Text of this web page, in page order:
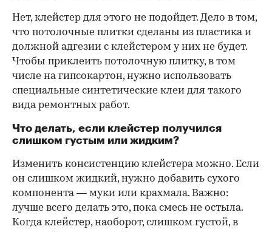
Нет, клейстер для этого не подойдет. Дело в том,
что потолочные плитки сделаны из пластика и
должной адгезии с клейстером у них не будет.
Чтобы приклеить потолочную плитку, в том
числе на гипсокартон, нужно использовать
специальные синтетические клеи для такого
вида ремонтных работ.
Что делать, если клейстер получился
слишком густым или жидким?
Изменить консистенцию клейстера можно. Если
он слишком жидкий, нужно добавить сухого
компонента — муки или крахмала. Важно:
лучше всего делать это, пока смесь не остыла.
Когда клейстер, наоборот, слишком густой, в